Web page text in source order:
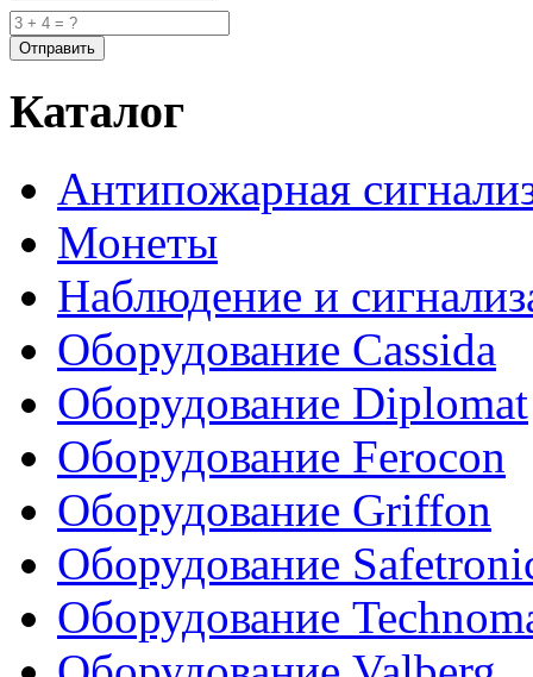
Каталог
Антипожарная
Монеты
Наблюдение и
Оборудование Cassida
Оборудование Diplomat
Оборудование Ferocon
Оборудование Griffon
Оборудование
Оборудование